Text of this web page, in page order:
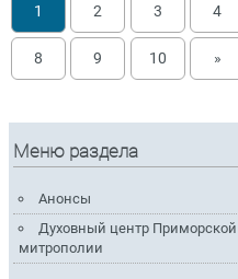
1 2 3 4
8 9 10 »
Меню раздела
Анонсы
Духовный центр Приморской
митрополии